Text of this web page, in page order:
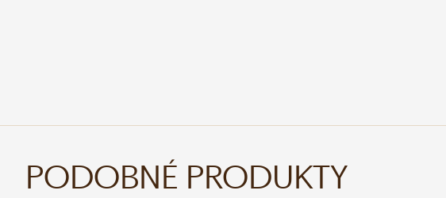
PODOBNÉ PRODUKTY